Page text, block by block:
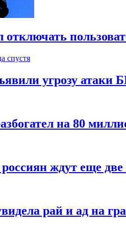
отключать
спустя
угрозу атаки
на 80
россиян ждут еще
рай и ад на